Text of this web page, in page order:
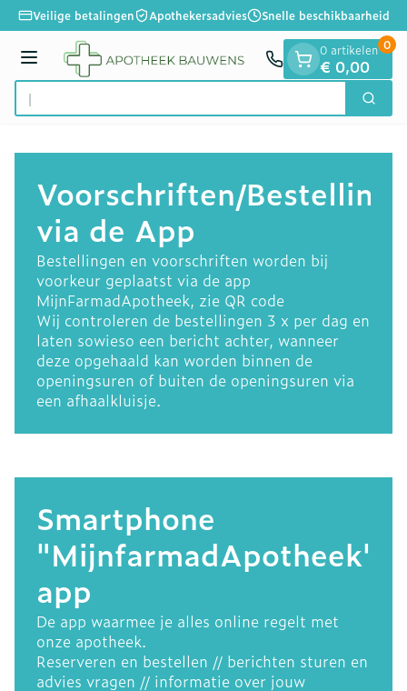
Ga naar de inhoud
1 van 1
Veilige betalingen Apothekersadvies Snelle beschikbaarheid
Menu
Product, merk, categorie...
Vind snel Zoek
0 artikelen
€ 0,00
0
Voorschriften/
via de App
Bestellingen en voorschriften worden bij
voorkeur geplaatst via de app
MijnFarmadApotheek, zie QR code
Wij controleren de bestellingen 3 x per dag en
laten sowieso een bericht achter, wanneer
deze opgehaald kan worden binnen de
openingsuren of buiten de openingsuren via
een afhaalkluisje.
Smartphone
"MijnfarmadApotheek"
app
De app waarmee je alles online regelt met
onze apotheek.
Reserveren en bestellen // berichten sturen en
advies vragen // informatie over jouw